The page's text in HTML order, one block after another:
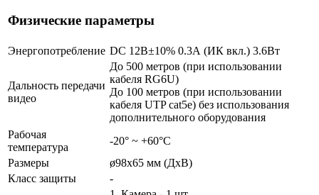
Физические параметры
Энергопотребление DC 12В±10% 0.3А (ИК вкл.) 3.6Вт
Дальность передачи
видео
До 500 метров (при использовании
кабеля RG6U)
До 100 метров (при использовании
кабеля UTP cat5e) без использования
дополнительного оборудования
Рабочая
температура
-20° ~ +60°С
Размеры
ø98х65 мм (ДхВ)
Класс защиты
-